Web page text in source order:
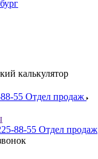
калькулятор
55 Отдел продаж
88-55 Отдел продаж